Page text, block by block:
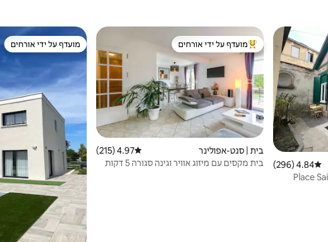
דירוג ממוצע של 4.84 מתוך 5, 296 ביקורות
4.84 (296)
מוביל בקרב נכסים מועדפים על ידי אורחים
מועדף על ידי אורחים
בית | סנט-אפולינר דירוג ממוצע של 4.97 מתוך 5, 215 ביקורות
4.97 (215)
בית מקסים עם מיזוג אוויר וגינה סגורה 5 דקות
מועדף על ידי אורחים
מועדף על ידי אורחים